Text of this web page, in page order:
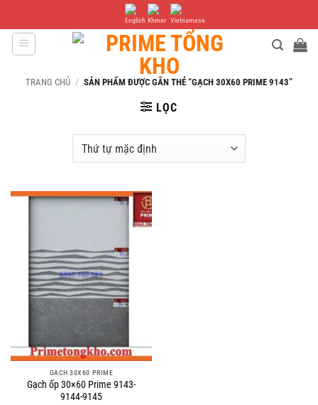
qua
TRANG CHỦ / SẢN PHẨM ĐƯỢC GẮN THẺ “GẠCH 30X60 PRIME 9143”
LỌC
GẠCH 30X60 PRIME
Gạch ốp 30×60 Prime 9143-
9144-9145